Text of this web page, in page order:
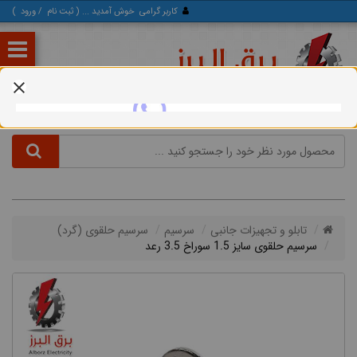
کاربر گرامی خوش آمدید ... ( ثبت‌ نام /ورود )
تابلو و تجهیزات جانبی سرسیم
سرسیم حلقوی (گرد)
سرسیم حلقوی سایز 1.5 سوراخ 3.5 رعد